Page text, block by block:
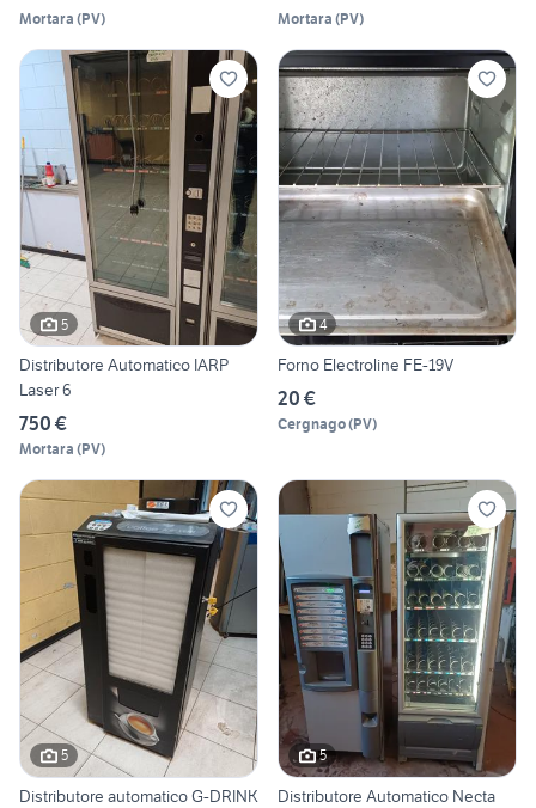
Mortara (PV) Mortara (PV)
5
Distributore Automatico IARP
Laser 6
750 €
Mortara (PV)
4
Forno Electroline FE-19V
20 €
Cergnago(PV)
5
Distributore automatico G-DRINK
5
Distributore Automatico Necta